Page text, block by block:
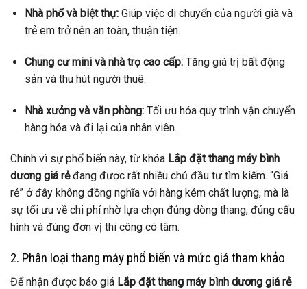
Nhà phố và biệt thự:Giúp việc di chuyển của người già và
trẻ em trở nên an toàn, thuận tiện.
Chung cư mini và nhà trọ cao cấp:Tăng giá trị bất động
sản và thu hút người thuê.
Nhà xưởng và văn phòng:Tối ưu hóa quy trình vận chuyển
hàng hóa và đi lại của nhân viên.
Chính vì sự phổ biến này, từ khóa Lắp đặt thang máy bình
dương giá rẻđang được rất nhiều chủ đầu tư tìm kiếm. “Giá
rẻ” ở đây không đồng nghĩa với hàng kém chất lượng, mà là
sự tối ưu về chi phí nhờ lựa chọn đúng dòng thang, đúng cấu
hình và đúng đơn vị thi công có tâm.
2. Phân loại thang máy phổ biến và mức giá tham khảo
Để nhận được báo giá Lắp đặt thang máy bình dương giá rẻ